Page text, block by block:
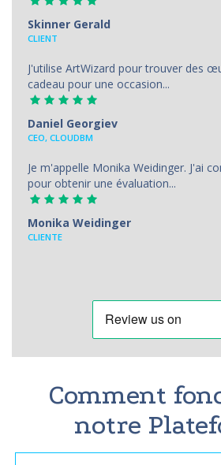
Skinner Gerald
CLIENT
J'utilise ArtWizard pour trouver des
cadeau pour une occasion...
Daniel Georgiev
CEO, CLOUDBM
Je m'appelle Monika Weidinger. J'ai
pour obtenir une évaluation...
Monika Weidinger
CLIENTE
Comment
notre